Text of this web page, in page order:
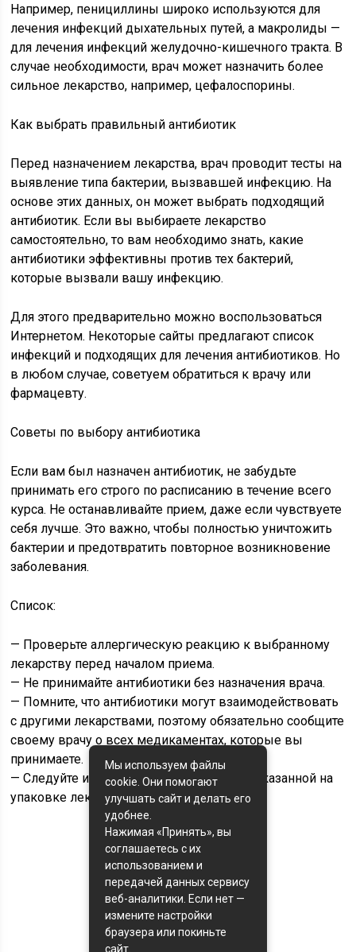
Например, пенициллины широко используются для
лечения инфекций дыхательных путей, а макролиды —
для лечения инфекций желудочно-кишечного тракта. В
случае необходимости, врач может назначить более
сильное лекарство, например, цефалоспорины.
Как выбрать правильный антибиотик
Перед назначением лекарства, врач проводит тесты на
выявление типа бактерии, вызвавшей инфекцию. На
основе этих данных, он может выбрать подходящий
антибиотик. Если вы выбираете лекарство
самостоятельно, то вам необходимо знать, какие
антибиотики эффективны против тех бактерий,
которые вызвали вашу инфекцию.
Для этого предварительно можно воспользоваться
Интернетом. Некоторые сайты предлагают список
инфекций и подходящих для лечения антибиотиков. Но
в любом случае, советуем обратиться к врачу или
фармацевту.
Советы по выбору антибиотика
Если вам был назначен антибиотик, не забудьте
принимать его строго по расписанию в течение всего
курса. Не останавливайте прием, даже если чувствуете
себя лучше. Это важно, чтобы полностью уничтожить
бактерии и предотвратить повторное возникновение
заболевания.
Список:
— Проверьте аллергическую реакцию к выбранному
лекарству перед началом приема.
— Не принимайте антибиотики без назначения врача.
— Помните, что антибиотики могут взаимодействовать
с другими лекарствами, поэтому обязательно сообщите
своему врачу о всех медикаментах, которые вы
принимаете.
— Следуйте инструкции по применению, указанной на
упаковке лекарства.
Оценка статьи:
(пока оценок нет)
Поделиться с друзьями:
Мы используем файлы
cookie. Они помогают
улучшать сайт и делать его
удобнее.
Нажимая «Принять», вы
соглашаетесь с их
использованием и
передачей данных сервису
веб-аналитики. Если нет —
измените настройки
браузера или покиньте
сайт.